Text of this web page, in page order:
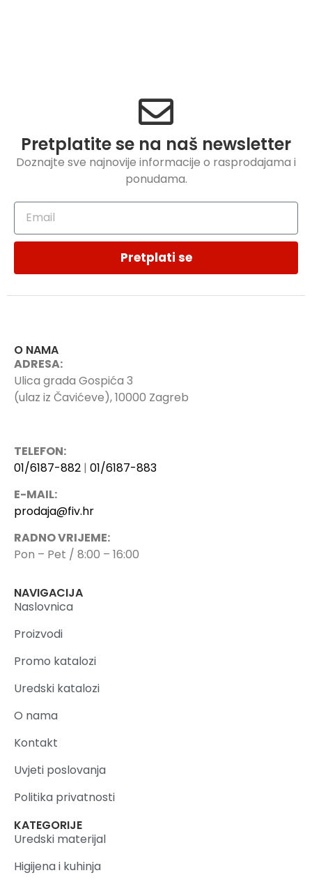
Pretplatite se na naš newsletter
Doznajte sve najnovije informacije o rasprodajama i
ponudama.
Pretplati se
O NAMA
ADRESA:
Ulica grada Gospića 3
(ulaz iz Čavićeve), 10000 Zagreb
TELEFON:
01/6187-882 | 01/6187-883
E-MAIL:
prodaja@fiv.hr
RADNO VRIJEME:
Pon – Pet / 8:00 – 16:00
NAVIGACIJA
Naslovnica
Proizvodi
Promo katalozi
Uredski katalozi
O nama
Kontakt
Uvjeti poslovanja
Politika privatnosti
KATEGORIJE
Uredski materijal
Higijena i kuhinja